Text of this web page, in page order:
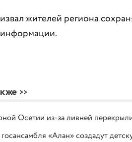
жителей региона
Осетии из-за ливней
«Алан» создадут